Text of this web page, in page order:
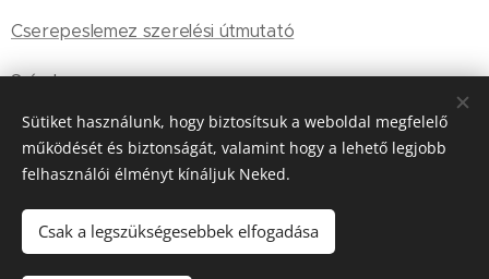
Cserepeslemez szerelési útmutató
Színek
Általános Szállítási Feltételek
Tárolási információk
Adatkezelési szabályzat
Sütiket használunk, hogy biztosítsuk a weboldal megfelelő
működését és biztonságát, valamint hogy a lehető legjobb
felhasználói élményt kínáljuk Neked.
Csak a legszükségesebbek elfogadása